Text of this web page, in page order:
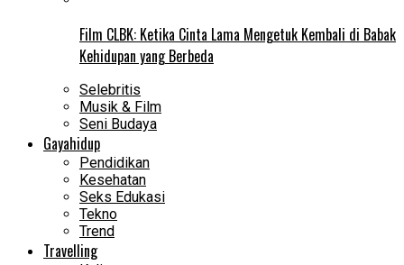
Film CLBK: Ketika Cinta Lama Mengetuk Kembali di Babak
Kehidupan yang Berbeda
Selebritis
Musik & Film
Seni Budaya
Gayahidup
Pendidikan
Kesehatan
Seks Edukasi
Tekno
Trend
Travelling